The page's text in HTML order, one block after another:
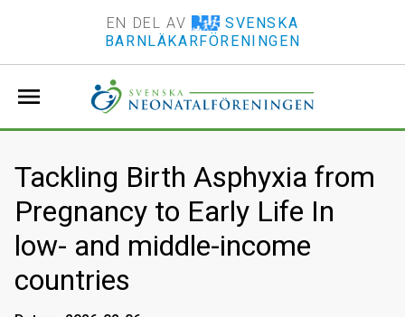
EN DEL AV
SVENSKA
BARNLÄKARFÖRENINGEN
menu
Tackling Birth Asphyxia from
Pregnancy to Early Life In
low- and middle-income
countries